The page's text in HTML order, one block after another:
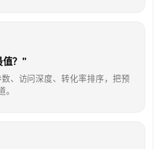
值？"
、访问深度、转化率排序，把预
。